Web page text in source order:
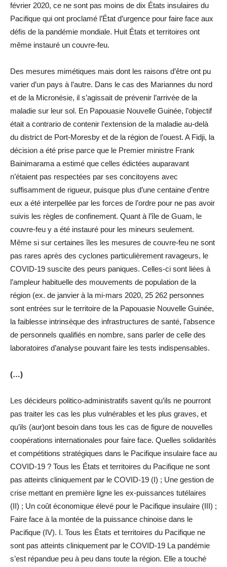
février 2020, ce ne sont pas moins de dix États insulaires du
Pacifique qui ont proclamé l’État d’urgence pour faire face aux
défis de la pandémie mondiale. Huit États et territoires ont
même instauré un couvre-feu.
Des mesures mimétiques mais dont les raisons d’être ont pu
varier d’un pays à l’autre. Dans le cas des Mariannes du nord
et de la Micronésie, il s’agissait de prévenir l’arrivée de la
maladie sur leur sol. En Papouasie Nouvelle Guinée, l’objectif
était a contrario de contenir l’extension de la maladie au-delà
du district de Port-Moresby et de la région de l’ouest. A Fidji, la
décision a été prise parce que le Premier ministre Frank
Bainimarama a estimé que celles édictées auparavant
n’étaient pas respectées par ses concitoyens avec
suffisamment de rigueur, puisque plus d’une centaine d’entre
eux a été interpellée par les forces de l’ordre pour ne pas avoir
suivis les règles de confinement. Quant à l’île de Guam, le
couvre-feu y a été instauré pour les mineurs seulement.
Même si sur certaines îles les mesures de couvre-feu ne sont
pas rares après des cyclones particulièrement ravageurs, le
COVID-19 suscite des peurs paniques. Celles-ci sont liées à
l’ampleur habituelle des mouvements de population de la
région (ex. de janvier à la mi-mars 2020, 25 262 personnes
sont entrées sur le territoire de la Papouasie Nouvelle Guinée,
la faiblesse intrinsèque des infrastructures de santé, l’absence
de personnels qualifiés en nombre, sans parler de celle des
laboratoires d’analyse pouvant faire les tests indispensables.
(…)
Les décideurs politico-administratifs savent qu’ils ne pourront
pas traiter les cas les plus vulnérables et les plus graves, et
qu’ils (aur)ont besoin dans tous les cas de figure de nouvelles
coopérations internationales pour faire face. Quelles solidarités
et compétitions stratégiques dans le Pacifique insulaire face au
COVID-19 ? Tous les États et territoires du Pacifique ne sont
pas atteints cliniquement par le COVID-19 (I) ; Une gestion de
crise mettant en première ligne les ex-puissances tutélaires
(II) ; Un coût économique élevé pour le Pacifique insulaire (III) ;
Faire face à la montée de la puissance chinoise dans le
Pacifique (IV). I. Tous les États et territoires du Pacifique ne
sont pas atteints cliniquement par le COVID-19 La pandémie
s’est répandue peu à peu dans toute la région. Elle a touché